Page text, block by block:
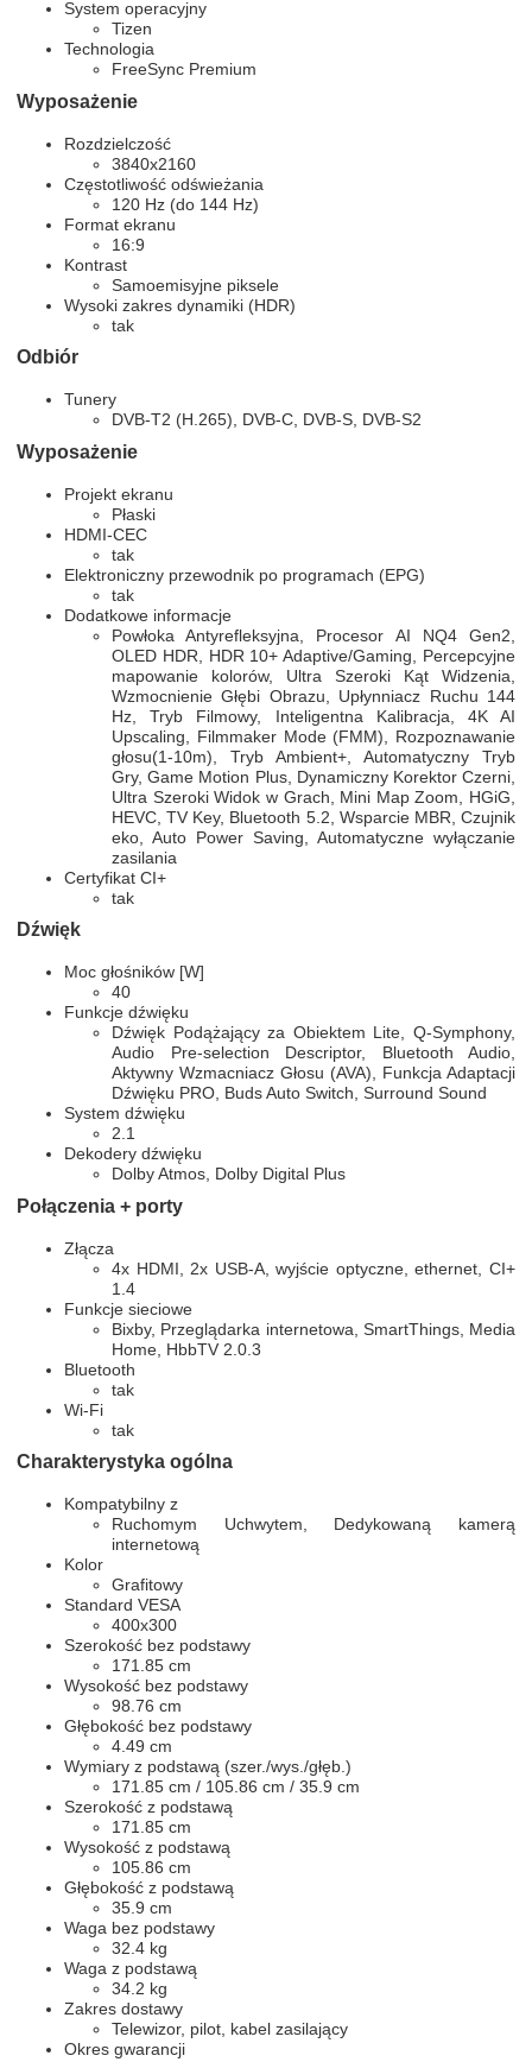
System operacyjny
Tizen
Technologia
FreeSync Premium
Wyposażenie
Rozdzielczość
3840x2160
Częstotliwość odświeżania
120 Hz (do 144 Hz)
Format ekranu
16:9
Kontrast
Samoemisyjne piksele
Wysoki zakres dynamiki (HDR)
tak
Odbiór
Tunery
DVB-T2 (H.265), DVB-C, DVB-S, DVB-S2
Wyposażenie
Projekt ekranu
Płaski
HDMI-CEC
tak
Elektroniczny przewodnik po programach (EPG)
tak
Dodatkowe informacje
Powłoka Antyrefleksyjna, Procesor AI NQ4 Gen2,
OLED HDR, HDR 10+ Adaptive/Gaming, Percepcyjne
mapowanie kolorów, Ultra Szeroki Kąt Widzenia,
Wzmocnienie Głębi Obrazu, Upłynniacz Ruchu 144
Hz, Tryb Filmowy, Inteligentna Kalibracja, 4K AI
Upscaling, Filmmaker Mode (FMM), Rozpoznawanie
głosu(1-10m), Tryb Ambient+, Automatyczny Tryb
Gry, Game Motion Plus, Dynamiczny Korektor Czerni,
Ultra Szeroki Widok w Grach, Mini Map Zoom, HGiG,
HEVC, TV Key, Bluetooth 5.2, Wsparcie MBR, Czujnik
eko, Auto Power Saving, Automatyczne wyłączanie
zasilania
Certyfikat CI+
tak
Dźwięk
Moc głośników [W]
40
Funkcje dźwięku
Dźwięk Podążający za Obiektem Lite, Q-Symphony,
Audio Pre-selection Descriptor, Bluetooth Audio,
Aktywny Wzmacniacz Głosu (AVA), Funkcja Adaptacji
Dźwięku PRO, Buds Auto Switch, Surround Sound
System dźwięku
2.1
Dekodery dźwięku
Dolby Atmos, Dolby Digital Plus
Połączenia + porty
Złącza
4x HDMI, 2x USB-A, wyjście optyczne, ethernet, CI+
1.4
Funkcje sieciowe
Bixby, Przeglądarka internetowa, SmartThings, Media
Home, HbbTV 2.0.3
Bluetooth
tak
Wi-Fi
tak
Charakterystyka ogólna
Kompatybilny z
Ruchomym Uchwytem, Dedykowaną kamerą
internetową
Kolor
Grafitowy
Standard VESA
400x300
Szerokość bez podstawy
171.85 cm
Wysokość bez podstawy
98.76 cm
Głębokość bez podstawy
4.49 cm
Wymiary z podstawą (szer./wys./głęb.)
171.85 cm / 105.86 cm / 35.9 cm
Szerokość z podstawą
171.85 cm
Wysokość z podstawą
105.86 cm
Głębokość z podstawą
35.9 cm
Waga bez podstawy
32.4 kg
Waga z podstawą
34.2 kg
Zakres dostawy
Telewizor, pilot, kabel zasilający
Okres gwarancji